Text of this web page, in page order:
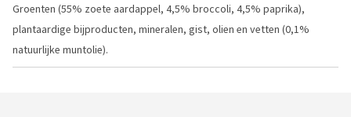
Groenten (55% zoete aardappel, 4,5% broccoli, 4,5% paprika),
plantaardige bijproducten, mineralen, gist, olien en vetten (0,1%
natuurlijke muntolie).